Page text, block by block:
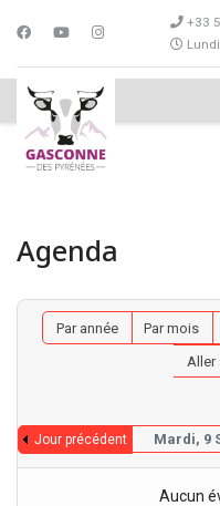
+33
Agenda
Par année Par mois
Aller
Jour précédent Mardi, 9
Aucun